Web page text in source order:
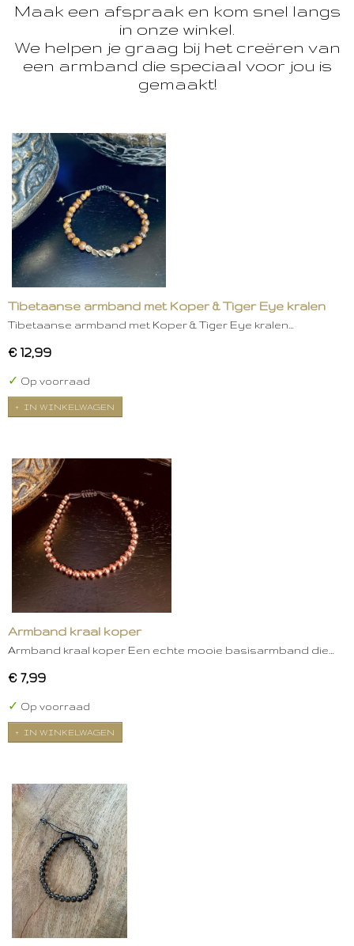
Maak een afspraak en kom snel langs
in onze winkel.
We helpen je graag bij het creëren van
een armband die speciaal voor jou is
gemaakt!
Tibetaanse armband met Koper & Tiger Eye kralen
Tibetaanse armband met Koper & Tiger Eye kralen…
€ 12,99
✓ Op voorraad
IN WINKELWAGEN
Armband kraal koper
Armband kraal koper Een echte mooie basisarmband die…
€ 7,99
✓ Op voorraad
IN WINKELWAGEN